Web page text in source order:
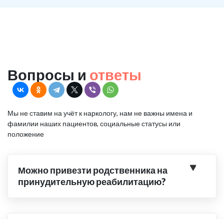
Вопросы и ответы
Мы не ставим на учёт к наркологу, нам не важны имена и
фамилии наших пациентов, социальные статусы или
положение
Можно привезти родственника на
принудительную реабилитацию?